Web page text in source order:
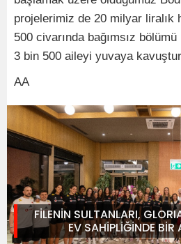
projelerimiz de 20 milyar liralık
500 civarında bağımsız
3 bin 500 aileyi yuvaya
AA
FİLENİN SULTANLARI,
EV SAHİPLİĞİNDE BİR